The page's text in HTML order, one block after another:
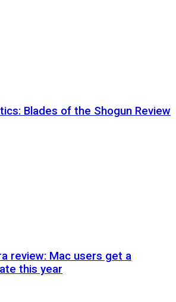
Blades of the Shogun Review
review: Mac users get a
this year